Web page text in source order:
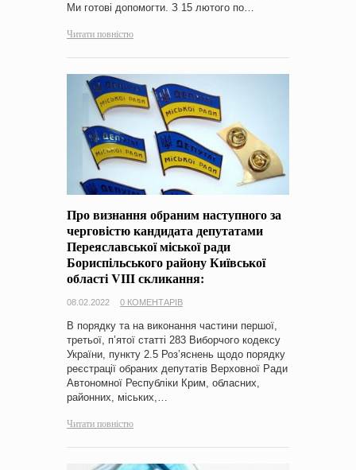
Ми готові допомогти. З 15 лютого по…
Читати повністю
Про визнання обраним наступного за
черговістю кандидата депутатами
Переяславської міської ради
Бориспільського району Київської
області VIII скликання:
08.02.2022 0 КОМЕНТАРІВ
В порядку та на виконання частини першої,
третьої, п’ятої статті 283 Виборчого кодексу
України, пункту 2.5 Роз’яснень щодо порядку
реєстрації обраних депутатів Верховної Ради
Автономної Республіки Крим, обласних,
районних, міських,…
Читати повністю